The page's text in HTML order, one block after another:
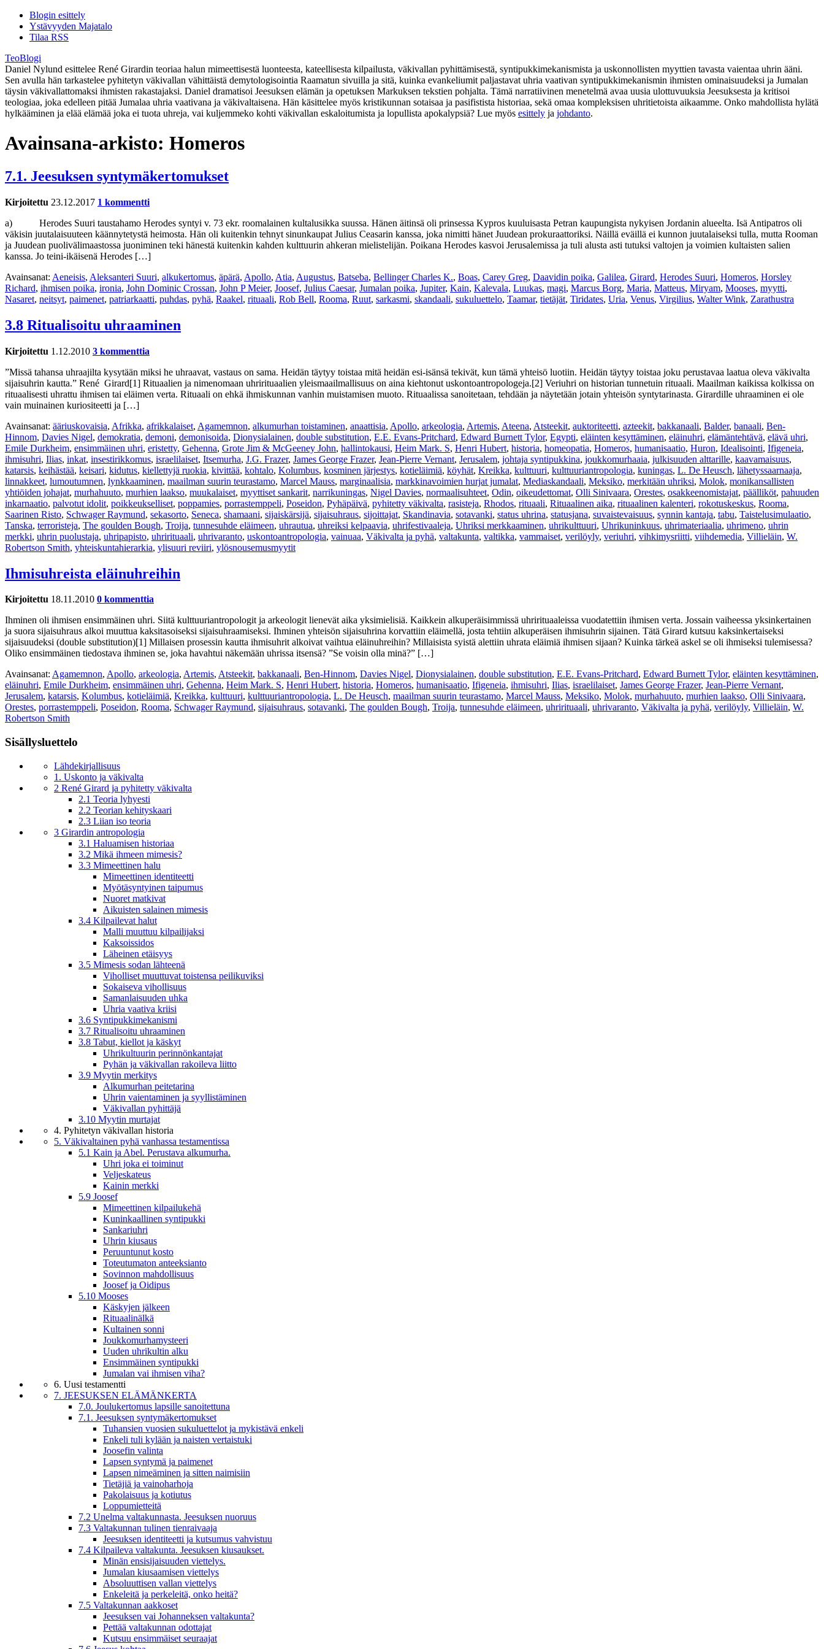
Blogin esittely
Ystävyyden Majatalo
Tilaa RSS
TeoBlogi
Daniel Nylund esittelee René Girardin teoriaa halun mimeettisestä luonteesta, kateellisesta kilpailusta, väkivallan pyhittämisestä, syntipukkimekanismista ja uskonnollisten myyttien tavasta vaientaa uhrin ääni.
Sen avulla hän tarkastelee pyhitetyn väkivallan vähittäistä demytologisointia Raamatun sivuilla ja sitä, kuinka evankeliumit paljastavat uhria vaativan syntipukkimekanismin ihmisten ominaisuudeksi ja Jumalan
täysin väkivallattomaksi ihmisten rakastajaksi. Daniel dramatisoi Jeesuksen elämän ja opetuksen Markuksen tekstien pohjalta. Tämä narratiivinen menetelmä avaa uusia ulottuvuuksia Jeesuksesta ja kritisoi
teologiaa, joka edelleen pitää Jumalaa uhria vaativana ja väkivaltaisena. Hän käsittelee myös kristikunnan sotaisaa ja pasifistista historiaa, sekä omaa kompleksisen uhritietoista aikaamme. Onko mahdollista hylätä
hylkääminen ja elää elämää joka ei tuota uhreja, vai kuljemmeko kohti väkivallan eskaloitumista ja lopullista apokalypsiä? Lue myös esittely ja johdanto.
Avainsana-arkisto: Homeros
7.1. Jeesuksen syntymäkertomukset
Kirjoitettu 23.12.2017 1 kommentti
a) Herodes Suuri taustahamo Herodes syntyi v. 73 ekr. roomalainen kultalusikka suussa. Hänen äitinsä oli prinsessa Kypros kuuluisasta Petran kaupungista nykyisen Jordanin alueelta. Isä Antipatros oli
väkisin juutalaisuuteen käännytetystä heimosta. Hän oli kuitenkin tehnyt sinunkaupat Julius Ceasarin kanssa, joka nimitti hänet Juudean prokuraattoriksi. Näillä eväillä ei kunnon juutalaiseksi tulla, mutta Rooman
ja Juudean puolivälimaastossa juoniminen teki hänestä kuitenkin kahden kulttuurin ahkeran mielistelijän. Poikana Herodes kasvoi Jerusalemissa ja tuli alusta asti tutuksi valtojen ja voimien kultaisten salien
kanssa. Jo teini-ikäisenä Herodes […]
Avainsanat: Aeneisis, Aleksanteri Suuri, alkukertomus, äpärä, Apollo, Atia, Augustus, Batseba, Bellinger Charles K., Boas, Carey Greg, Daavidin poika, Galilea, Girard, Herodes Suuri, Homeros, Horsley
Richard, ihmisen poika, ironia, John Dominic Crossan, John P Meier, Joosef, Julius Caesar, Jumalan poika, Jupiter, Kain, Kalevala, Luukas, magi, Marcus Borg, Maria, Matteus, Miryam, Mooses, myytti,
Nasaret, neitsyt, paimenet, patriarkaatti, puhdas, pyhä, Raakel, rituaali, Rob Bell, Rooma, Ruut, sarkasmi, skandaali, sukuluettelo, Taamar, tietäjät, Tiridates, Uria, Venus, Virgilius, Walter Wink, Zarathustra
3.8 Ritualisoitu uhraaminen
Kirjoitettu 1.12.2010 3 kommenttia
”Missä tahansa uhraajilta kysytään miksi he uhraavat, vastaus on sama. Heidän täytyy toistaa mitä heidän esi-isänsä tekivät, kun tämä yhteisö luotiin. Heidän täytyy toistaa joku perustavaa laatua oleva väkivalta
sijaisuhrin kautta.” René Girard[1] Rituaalien ja nimenomaan uhrirituaalien yleismaailmallisuus on aina kiehtonut uskontoantropologeja.[2] Veriuhri on historian tunnetuin rituaali. Maailman kaikissa kolkissa on
rituaalisesti uhrattu ihmisen tai eläimen verta. Rituaali on ehkä ihmiskunnan vanhin muistamisen muoto. Rituaalissa sanoitetaan, tehdään ja näytetään jotain yhteisön syntytarinasta. Girardille uhraaminen ei ole
vain muinainen kuriositeetti ja […]
Avainsanat: ääriuskovaisia, Afrikka, afrikkalaiset, Agamemnon, alkumurhan toistaminen, anaattisia, Apollo, arkeologia, Artemis, Ateena, Atsteekit, auktoriteetti, azteekit, bakkanaali, Balder, banaali, Ben-
Hinnom, Davies Nigel, demokratia, demoni, demonisoida, Dionysialainen, double substitution, E.E. Evans-Pritchard, Edward Burnett Tylor, Egypti, eläinten kesyttäminen, eläinuhri, elämäntehtävä, elävä uhri,
Emile Durkheim, ensimmäinen uhri, eristetty, Gehenna, Grote Jim & McGeeney John, hallintokausi, Heim Mark. S, Henri Hubert, historia, homeopatia, Homeros, humanisaatio, Huron, Idealisointi, Ifigeneia,
ihmisuhri, Ilias, inkat, insestirikkomus, israelilaiset, Itsemurha, J.G. Frazer, James George Frazer, Jean-Pierre Vernant, Jerusalem, johtaja syntipukkina, joukkomurhaaia, julkisuuden alttarille, kaavamaisuus,
katarsis, keihästää, keisari, kidutus, kiellettyjä ruokia, kivittää, kohtalo, Kolumbus, kosminen järjestys, kotieläimiä, köyhät, Kreikka, kulttuuri, kulttuuriantropologia, kuningas, L. De Heusch, lähetyssaarnaaja,
linnakkeet, lumoutumnen, lynkkaaminen, maailman suurin teurastamo, Marcel Mauss, marginaalisia, markkinavoimien hurjat jumalat, Mediaskandaali, Meksiko, merkitään uhriksi, Molok, monikansallisten
yhtiöiden johajat, murhahuuto, murhien laakso, muukalaiset, myyttiset sankarit, narrikuningas, Nigel Davies, normaalisuhteet, Odin, oikeudettomat, Olli Sinivaara, Orestes, osakkeenomistajat, päälliköt, pahuuden
inkarnaatio, palvotut idolit, poikkeukselliset, poppamies, porrastemppeli, Poseidon, Pyhäpäivä, pyhitetty väkivalta, rasisteja, Rhodos, rituaali, Rituaalinen aika, rituaalinen kalenteri, rokotuskeskus, Rooma,
Saarinen Risto, Schwager Raymund, sekasorto, Seneca, shamaani, sijaiskärsijä, sijaisuhraus, sijoittajat, Skandinavia, sotavanki, status uhrina, statusjana, suvaistevaisuus, synnin kantaja, tabu, Taistelusimulaatio,
Tanska, terroristeja, The goulden Bough, Troija, tunnesuhde eläimeen, uhrautua, uhreiksi kelpaavia, uhrifestivaaleja, Uhriksi merkkaaminen, uhrikulttuuri, Uhrikuninkuus, uhrimateriaalia, uhrimeno, uhrin
merkki, uhrin puolustaja, uhripapisto, uhrirituaali, uhrivaranto, uskontoantropologia, vainuaa, Väkivalta ja pyhä, valtakunta, valtikka, vammaiset, verilöyly, veriuhri, vihkimysriitti, viihdemedia, Villieläin, W.
Robertson Smith, yhteiskuntahierarkia, ylisuuri reviiri, ylösnousemusmyytit
Ihmisuhreista eläinuhreihin
Kirjoitettu 18.11.2010 0 kommenttia
Ihminen oli ihmisen ensimmäinen uhri. Siitä kulttuuriantropologit ja arkeologit lienevät aika yksimielisiä. Kaikkein alkuperäisimmissä uhrirituaaleissa vuodatettiin ihmisen verta. Jossain vaiheessa yksinkertainen
ja suora sijaisuhraus alkoi muuttua kaksitasoiseksi sijaisuhraamiseksi. Ihminen yhteisön sijaisuhrina korvattiin eläimellä, josta tehtiin alkuperäisen ihmisuhrin sijainen. Tätä Girard kutsuu kaksinkertaiseksi
sijaisuudeksi (double substitution)[1] Millaisen prosessin kautta ihmisuhrit alkoivat vaihtua eläinuhreihin? Millaisista syistä alettiin uhrata eläimiä ihmisen sijaan? Kuinka tärkeä askel se oli ihmiseksi tulemisessa?
Oliko ensimmäinen tiedostava ihminen se, joka havahtui näkemään uhrissa itsensä? ”Se voisin olla minä?” […]
Avainsanat: Agamemnon, Apollo, arkeologia, Artemis, Atsteekit, bakkanaali, Ben-Hinnom, Davies Nigel, Dionysialainen, double substitution, E.E. Evans-Pritchard, Edward Burnett Tylor, eläinten kesyttäminen,
eläinuhri, Emile Durkheim, ensimmäinen uhri, Gehenna, Heim Mark. S, Henri Hubert, historia, Homeros, humanisaatio, Ifigeneia, ihmisuhri, Ilias, israelilaiset, James George Frazer, Jean-Pierre Vernant,
Jerusalem, katarsis, Kolumbus, kotieläimiä, Kreikka, kulttuuri, kulttuuriantropologia, L. De Heusch, maailman suurin teurastamo, Marcel Mauss, Meksiko, Molok, murhahuuto, murhien laakso, Olli Sinivaara,
Orestes, porrastemppeli, Poseidon, Rooma, Schwager Raymund, sijaisuhraus, sotavanki, The goulden Bough, Troija, tunnesuhde eläimeen, uhrirituaali, uhrivaranto, Väkivalta ja pyhä, verilöyly, Villieläin, W.
Robertson Smith
Sisällysluettelo
Lähdekirjallisuus
1. Uskonto ja väkivalta
2 René Girard ja pyhitetty väkivalta
2.1 Teoria lyhyesti
2.2 Teorian kehityskaari
2.3 Liian iso teoria
3 Girardin antropologia
3.1 Haluamisen historiaa
3.2 Mikä ihmeen mimesis?
3.3 Mimeettinen halu
Mimeettinen identiteetti
Myötäsyntyinen taipumus
Nuoret matkivat
Aikuisten salainen mimesis
3.4 Kilpailevat halut
Malli muuttuu kilpailijaksi
Kaksoissidos
Läheinen etäisyys
3.5 Mimesis sodan lähteenä
Viholliset muuttuvat toistensa peilikuviksi
Sokaiseva vihollisuus
Samanlaisuuden uhka
Uhria vaativa kriisi
3.6 Syntipukkimekanismi
3.7 Ritualisoitu uhraaminen
3.8 Tabut, kiellot ja käskyt
Uhrikultuurin perinnönkantajat
Pyhän ja väkivallan rakoileva liitto
3.9 Myytin merkitys
Alkumurhan peitetarina
Uhrin vaientaminen ja syyllistäminen
Väkivallan pyhittäjä
3.10 Myytin murtajat
4. Pyhitetyn väkivallan historia
5. Väkivaltainen pyhä vanhassa testamentissa
5.1 Kain ja Abel. Perustava alkumurha.
Uhri joka ei toiminut
Veljeskateus
Kainin merkki
5.9 Joosef
Mimeettinen kilpailukehä
Kuninkaallinen syntipukki
Sankariuhri
Uhrin kiusaus
Peruuntunut kosto
Toteutumaton anteeksianto
Sovinnon mahdollisuus
Joosef ja Oidipus
5.10 Mooses
Käskyjen jälkeen
Rituaalinälkä
Kultainen sonni
Joukkomurhamysteeri
Uuden uhrikultin alku
Ensimmäinen syntipukki
Jumalan vai ihmisen viha?
6. Uusi testamentti
7. JEESUKSEN ELÄMÄNKERTA
7.0. Joulukertomus lapsille sanoitettuna
7.1. Jeesuksen syntymäkertomukset
Tuhansien vuosien sukuluettelot ja mykistävä enkeli
Enkeli tuli kylään ja naisten vertaistuki
Joosefin valinta
Lapsen syntymä ja paimenet
Lapsen nimeäminen ja sitten naimisiin
Tietäjiä ja vainoharhoja
Pakolaisuus ja kotiutus
Loppumietteitä
7.2 Unelma valtakunnasta. Jeesuksen nuoruus
7.3 Valtakunnan tulinen tienraivaaja
Jeesuksen identiteetti ja kutsumus vahvistuu
7.4 Kilpaileva valtakunta. Jeesuksen kiusaukset.
Minän ensisijaisuuden viettelys.
Jumalan kiusaamisen viettelys
Absoluuttisen vallan viettelys
Enkeleitä ja perkeleitä, onko heitä?
7.5 Valtakunnan aakkoset
Jeesuksen vai Johanneksen valtakunta?
Pettää valtakunnan odottajat
Kutsuu ensimmäiset seuraajat